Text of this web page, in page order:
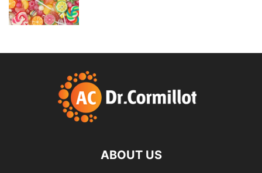
ABOUT US